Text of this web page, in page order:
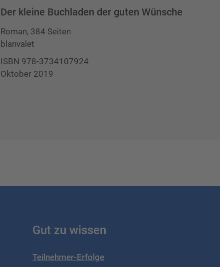
Der kleine Buchladen der guten Wünsche
Roman, 384 Seiten
blanvalet
ISBN 978-3734107924
Oktober 2019
Gut zu wissen
Teilnehmer-Erfolge